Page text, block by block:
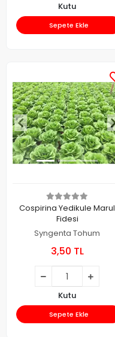
Kutu
Sepete Ekle
Cospirina Yedikule Marul
Fidesi
Syngenta Tohum
3,50 TL
Kutu
Sepete Ekle